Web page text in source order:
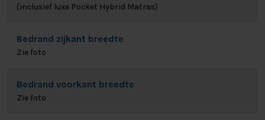
(inclusief luxe Pocket Hybrid Matras)
Bedrand zijkant breedte
Zie foto
Bedrand voorkant breedte
Zie foto